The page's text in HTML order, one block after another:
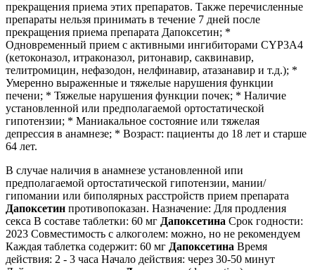
прекращения приема этих препаратов. Также перечисленные
препараты нельзя принимать в течение 7 дней после
прекращения приема препарата Дапоксетин; *
Одновременный прием с активными ингибиторами CYP3A4
(кетоконазол, итраконазол, ритонавир, саквинавир,
телитромицин, нефазодон, нелфинавир, атазанавир и т.д.); *
Умеренно выраженные и тяжелые нарушения функции
печени; * Тяжелые нарушения функции почек; * Наличие
установленной или предполагаемой ортостатической
гипотензии; * Маниакальное состояние или тяжелая
депрессия в анамнезе; * Возраст: пациенты до 18 лет и старше
64 лет.
В случае наличия в анамнезе установленной ипи
предполагаемой ортостатической гипотензии, мании/
гипомании или биполярных расстройств прием препарата
Дапоксетин противопоказан. Назначение: Для продления
секса В составе таблетки: 60 мг Дапоксетина Срок годности:
2023 Совместимость с алкоголем: можно, но не рекомендуем
Каждая таблетка содержит: 60 мг Дапоксетина Время
действия: 2 - 3 часа Начало действия: через 30-50 минут